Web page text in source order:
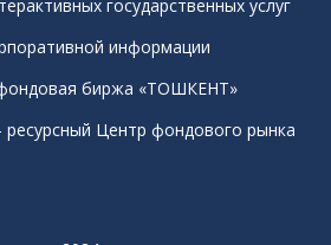
государственных услуг
информации
фондовая биржа «ТОШКЕНТ»
Центр фондового рынка